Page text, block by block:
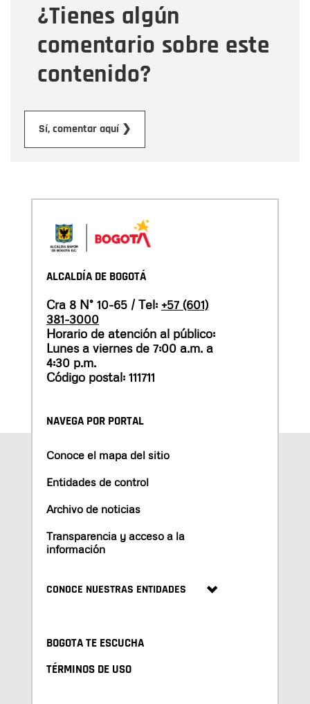
¿Tienes algún
comentario sobre este
contenido?
Sí, comentar aquí ❯
Mensaje
ALCALDÍA DE BOGOTÁ
Cra 8 N° 10-65 / Tel: +57 (601)
381-3000
Horario de atención al público:
Lunes a viernes de 7:00 a.m. a
4:30 p.m.
Código postal: 111711
NAVEGA POR PORTAL
Conoce el mapa del sitio
Entidades de control
Archivo de noticias
Transparencia y acceso a la
información
CONOCE NUESTRAS ENTIDADES
BOGOTA TE ESCUCHA
TÉRMINOS DE USO